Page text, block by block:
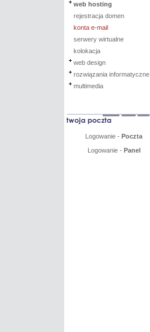
web hosting
rejestracja domen
konta e-mail
serwery wirtualne
kolokacja
web design
rozwiązania informatyczne
multimedia
Logowanie - Poczta
Logowanie - Panel